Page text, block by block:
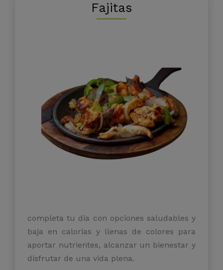
Fajitas
completa tu dia con opciones saludables y
baja en calorias y llenas de colores para
aportar nutrientes, alcanzar un bienestar y
disfrutar de una vida plena.